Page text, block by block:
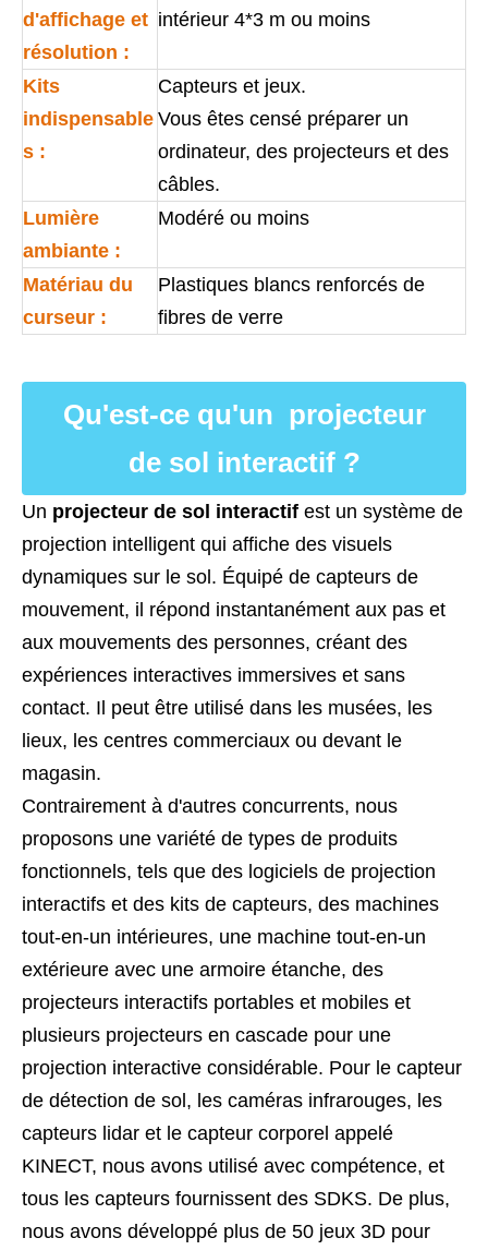
d'affichage et
résolution :
intérieur 4*3 m ou moins
Kits
indispensable
s :
Capteurs et jeux.
Vous êtes censé préparer un
ordinateur, des projecteurs et des
câbles.
Lumière
ambiante :
Modéré ou moins
Matériau du
curseur :
Plastiques blancs renforcés de
fibres de verre
Qu'est-ce qu'un projecteur
de sol interactif ?
Un projecteur de sol interactif est un système de
projection intelligent qui affiche des visuels
dynamiques sur le sol. Équipé de capteurs de
mouvement, il répond instantanément aux pas et
aux mouvements des personnes, créant des
expériences interactives immersives et sans
contact. Il peut être utilisé dans les musées, les
lieux, les centres commerciaux ou devant le
magasin.
Contrairement à d'autres concurrents, nous
proposons une variété de types de produits
fonctionnels, tels que des logiciels de projection
interactifs et des kits de capteurs, des machines
tout-en-un intérieures, une machine tout-en-un
extérieure avec une armoire étanche, des
projecteurs interactifs portables et mobiles et
plusieurs projecteurs en cascade pour une
projection interactive considérable. Pour le capteur
de détection de sol, les caméras infrarouges, les
capteurs lidar et le capteur corporel appelé
KINECT, nous avons utilisé avec compétence, et
tous les capteurs fournissent des SDKS. De plus,
nous avons développé plus de 50 jeux 3D pour